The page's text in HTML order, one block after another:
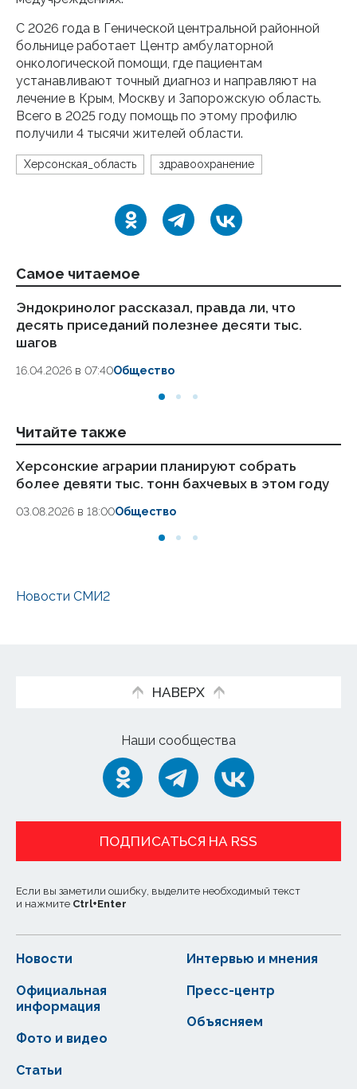
С 2026 года в Генической центральной районной
больнице работает Центр амбулаторной
онкологической помощи, где пациентам
устанавливают точный диагноз и направляют на
лечение в Крым, Москву и Запорожскую область.
Всего в 2025 году помощь по этому профилю
получили 4 тысячи жителей области.
Херсонская_область здравоохранение
Самое читаемое
Эндокринолог рассказал, правда ли, что
десять приседаний полезнее десяти тыс.
шагов
16.04.2026 в 07:40Общество
Читайте также
Херсонские аграрии планируют собрать
более девяти тыс. тонн бахчевых в этом году
03.08.2026 в 18:00Общество
Новости СМИ2
НАВЕРХ
Наши сообщества
ПОДПИСАТЬСЯ НА RSS
Если вы заметили ошибку, выделите необходимый текст
и нажмите Ctrl+Enter
Новости
Статьи
Официальная
информация
Интервью и мнения
Фото и видео
Пресс-центр
Объясняем